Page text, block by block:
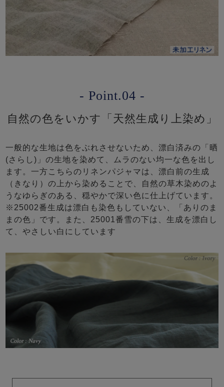
- Point.04 -
自然の色をいかす「天然生成り上染め」
一般的な生地は色をぶれさせないため、漂白済みの「晒
(さらし)」の生地を染めて、ムラのない均一な色を出し
ます。一方こちらのリネンパジャマは、漂白前の生成
（きなり）の上から染めることで、自然の草木染めのよ
うなゆらぎのある、穏やかで深い色に仕上げています。
※25002番生成は漂白も染色もしていない、「ありのま
まの色」です。また、25001番雪の下は、生成を漂白し
て、やさしい白にしています